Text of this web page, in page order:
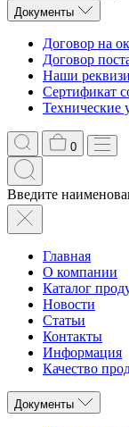
Документы
Договор на
Договор
Наши
Сертификат
Технические
0
Введите
Главная
О компании
Каталог
Новости
Статьи
Контакты
Информация
Качество
Документы